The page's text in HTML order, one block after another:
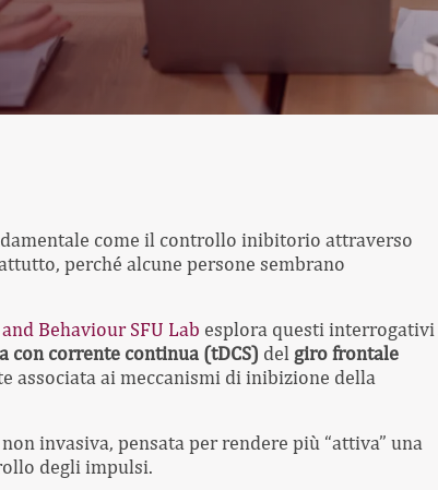
come il controllo inibitorio attraverso
perché alcune persone sembrano
Behaviour SFU Lab esplora questi interrogativi
con corrente continua (tDCS) del giro frontale
associata ai meccanismi di inibizione della
invasiva, pensata per rendere più “attiva” una
degli impulsi.